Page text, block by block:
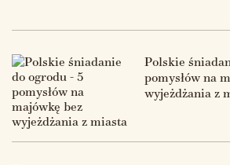
Polskie
pomysłów na
wyjeżdżania z